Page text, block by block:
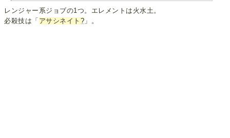
レンジャー系ジョブの1つ。エレメントは火水土。
必殺技は「 アサシネイト ? 」。